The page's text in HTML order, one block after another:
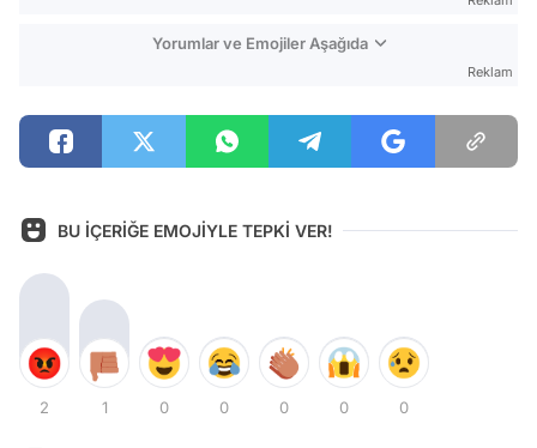
Yorumlar ve Emojiler Aşağıda
Reklam
BU İÇERİĞE EMOJİYLE TEPKİ VER!
2 1 0 0 0 0 0